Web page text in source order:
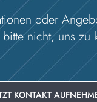
oder
nicht, uns zu
KONTAKT